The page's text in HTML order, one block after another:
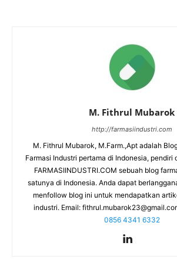
M. Fithrul Mubarok
http://farmasiindustri.com
M. Fithrul Mubarok, M.Farm.,Apt adalah
Farmasi Industri pertama di Indonesia, pendiri
FARMASIINDUSTRI.COM sebuah blog
satunya di Indonesia. Anda dapat
menfollow blog ini untuk mendapatkan
industri. Email:
0856 4341 6332